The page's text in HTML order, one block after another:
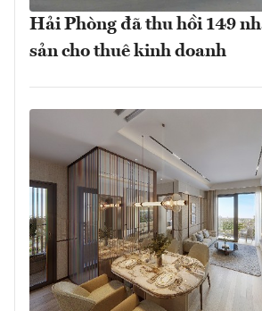
Hải Phòng đã thu hồi 149
sản cho thuê kinh doanh